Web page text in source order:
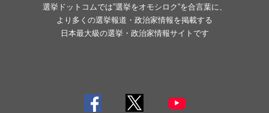
選挙ドットコムでは”選挙をオモシロク”を合言葉に、
より多くの選挙報道・政治家情報を掲載する
日本最大級の選挙・政治家情報サイトです